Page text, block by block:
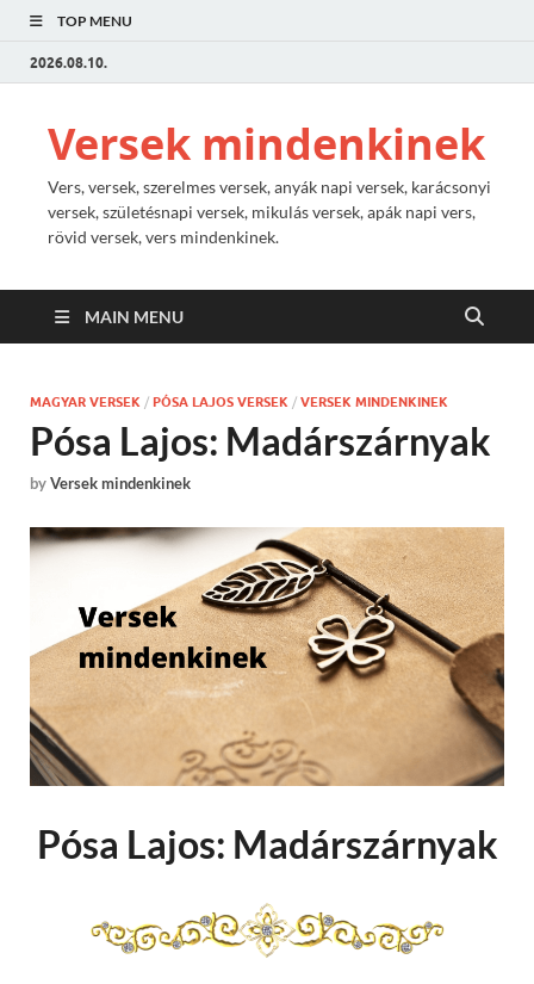
TOP MENU
2026.08.10.
Versek mindenkinek
Vers, versek, szerelmes versek, anyák napi versek, karácsonyi
versek, születésnapi versek, mikulás versek, apák napi vers,
rövid versek, vers mindenkinek.
MAIN MENU
MAGYAR VERSEK / PÓSA LAJOS VERSEK / VERSEK MINDENKINEK
Pósa Lajos: Madárszárnyak
byVersek mindenkinek
Pósa Lajos: Madárszárnyak